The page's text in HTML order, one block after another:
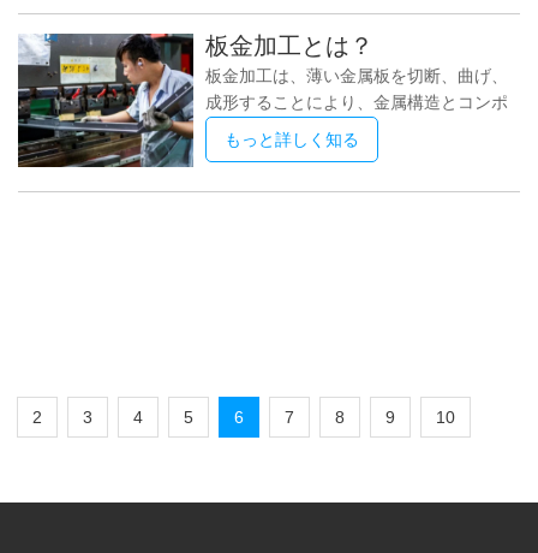
ログラミングが含まれます。フライス
盤、旋盤、ルーター、またはその他の特
殊な機器である可能性がある工作機械
は、その動きと操作を指示するコンピュ
ーター
アプローチが必要です。マシンはその動
きをコンピューター プログラミングに依
存しているためです。 CNC マシン用に
何かを設計するための最初のステップ
は、コンピューター支援設計 (CAD) ソフ
トウェアを使用してオブジェクトの 3D
モデルを作成することです。このモデル
板金加工とは？
板金加工は、薄い金属板を切断、曲げ、
成形することにより、金属構造とコンポ
ーネントを作成するプロセスです。この
プロセスは、建設、自動車、航空宇宙、
カッターなどの特殊な装置を使用して、
板金が希望のサイズに切断されます。次
もっと詳しく知る
2 3 4 5 6 7 8 9 10